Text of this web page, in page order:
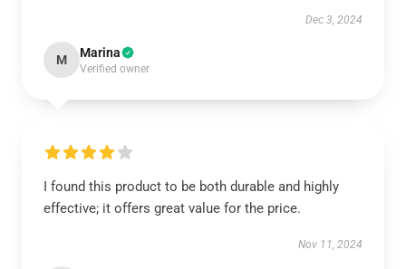
Dec 3, 2024
M Marina
Verified owner
I found this product to be both durable and highly
effective; it offers great value for the price.
Nov 11, 2024